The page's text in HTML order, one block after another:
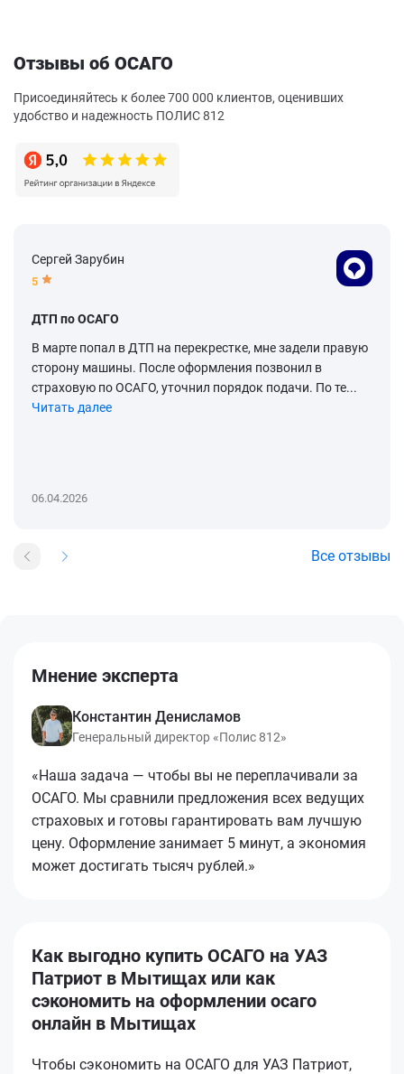
Отзывы об ОСАГО
Присоединяйтесь к более 700 000 клиентов, оценивших
удобство и надежность ПОЛИС 812
Сергей Зарубин
5
ДТП по ОСАГО
В марте попал в ДТП на перекрестке, мне задели правую
сторону машины. После оформления позвонил в
страховую по ОСАГО, уточнил порядок подачи. По те...
Читать далее
06.04.2026
Все отзывы
Мнение эксперта
Константин Денисламов
Генеральный директор «Полис 812»
«Наша задача — чтобы вы не переплачивали за
ОСАГО. Мы сравнили предложения всех ведущих
страховых и готовы гарантировать вам лучшую
цену. Оформление занимает 5 минут, а экономия
может достигать тысяч рублей.»
Как выгодно купить ОСАГО на УАЗ
Патриот в Мытищах или как
сэкономить на оформлении осаго
онлайн в Мытищах
Чтобы сэкономить на ОСАГО для УАЗ Патриот,